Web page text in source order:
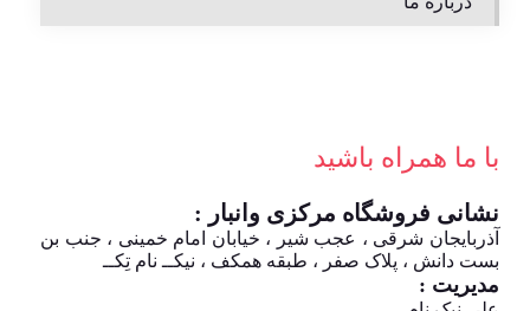
با ما همراه باشید
نشانی فروشگاه مرکزی وانبار :
آذربایجان شرقی ، عجب شیر ، خیابان امام خمینی ، جنب بن
بست دانش ، پلاک صفر ، طبقه همکف ، نیکــ نام تِکــ
مدیریت :